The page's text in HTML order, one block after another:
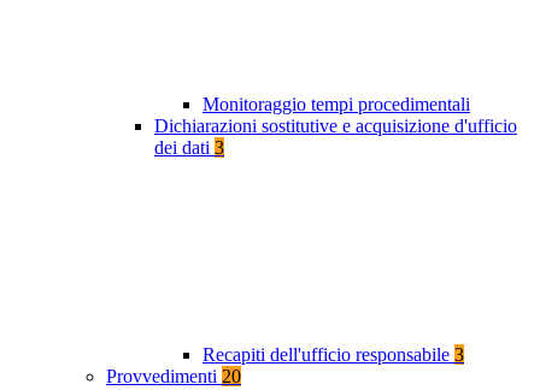
Monitoraggio tempi procedimentali
Dichiarazioni sostitutive e acquisizione d'ufficio
dei dati 3
Recapiti dell'ufficio responsabile 3
Provvedimenti 20